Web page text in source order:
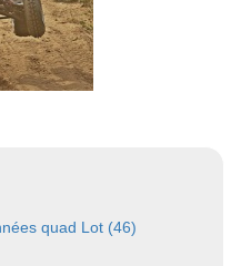
quad Lot (46)